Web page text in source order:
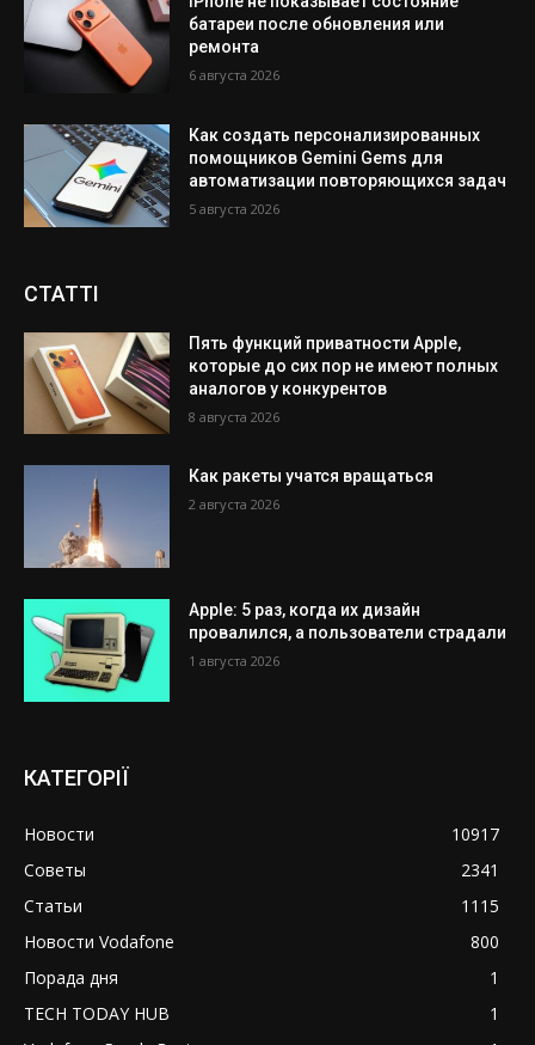
батареи после обновления или
ремонта
6 августа 2026
Как создать персонализированных
помощников Gemini Gems для
автоматизации повторяющихся задач
5 августа 2026
СТАТТІ
Пять функций приватности Apple,
которые до сих пор не имеют полных
аналогов у конкурентов
8 августа 2026
Как ракеты учатся вращаться
2 августа 2026
Apple: 5 раз, когда их дизайн
провалился, а пользователи страдали
1 августа 2026
КАТЕГОРІЇ
Новости
10917
Советы
2341
Статьи
1115
Новости Vodafone
800
Порада дня
1
TECH TODAY HUB
1